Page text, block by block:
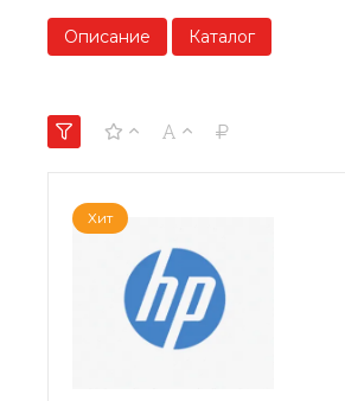
Описание Каталог
Хит